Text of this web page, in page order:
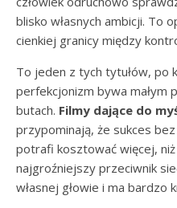
blisko własnych ambicji. To
cienkiej granicy między
To jeden z tych tytułów, po
perfekcjonizm bywa małym
butach. Filmy dające do
przypominają, że sukces
potrafi kosztować więcej,
najgroźniejszy przeciwnik
własnej głowie i ma bardzo